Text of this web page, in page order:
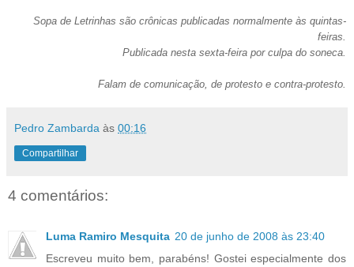
Sopa de Letrinhas são crônicas publicadas normalmente às quintas-
feiras.
Publicada nesta sexta-feira por culpa do soneca.
Falam de comunicação, de protesto e contra-protesto.
Pedro Zambarda às 00:16
Compartilhar
4 comentários:
Luma Ramiro Mesquita 20 de junho de 2008 às 23:40
Escreveu muito bem, parabéns! Gostei especialmente dos